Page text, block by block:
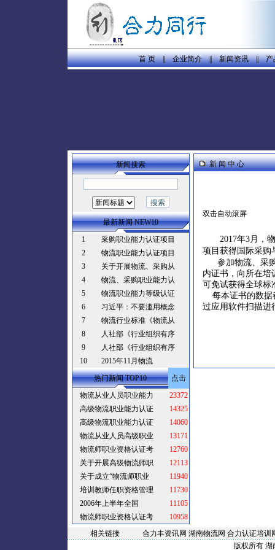
首 页||企业简介||新闻资讯||产
新闻搜索
最新新闻 NEW10
1
采购职业能力认证项目
2
物流职业能力认证项目
3
关于开展物流、采购从
4
物流、采购职业能力认
5
物流职业能力等级认证
6
习近平：不要滥用概念
7
物流行业标准《物流从
8
人社部《行业组织有序
9
人社部《行业组织有序
10
2015年11月物流
热门新闻 TOP10
点击
物流从业人员职业能力
23372
高级物流职业能力认证
14325
高级物流职业能力认证
14060
物流从业人员高级职业
13171
物流师职业资格认证考
12760
关于开展高级物流师职
12113
关于成立“物流师职业
11940
培训教师任职资格管理
11730
2006年上半年全国
11105
物流师职业资格认证考
10958
新 闻 中 心
双击自动滚屏
2017年3月，
项目获得国际采购
参加物流、采购
内证书，向所在培
可免试获得全球标
每本证书的数据
过应用软件扫描进
相关链接 合力丰资讯网 湖南物流网 合力认证培训
版权所有 湖